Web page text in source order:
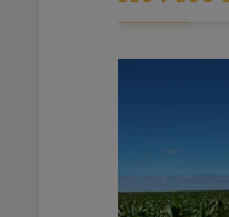
« Dans la
céréales et
2025 au
600. Le coût